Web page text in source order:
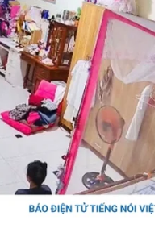
Tỷ giá
Chứng khoán
Giá cà phê